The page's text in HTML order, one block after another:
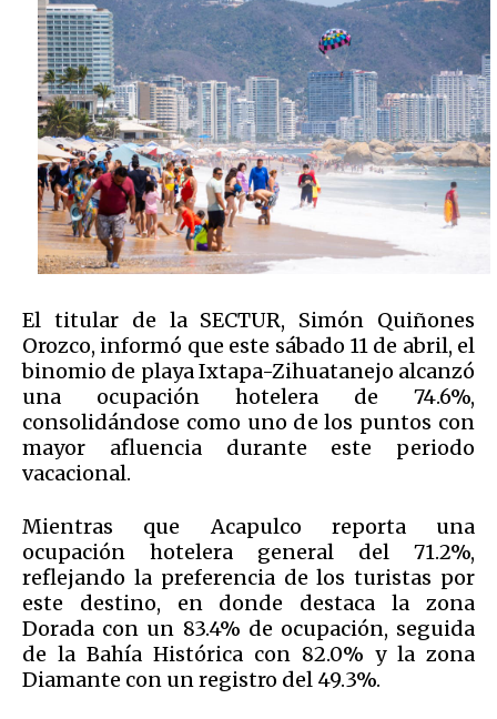
El titular de la SECTUR, Simón Quiñones
Orozco, informó que este sábado 11 de abril, el
binomio de playa Ixtapa-Zihuatanejo alcanzó
una ocupación hotelera de 74.6%,
consolidándose como uno de los puntos con
mayor afluencia durante este periodo
vacacional.
Mientras que Acapulco reporta una
ocupación hotelera general del 71.2%,
reflejando la preferencia de los turistas por
este destino, en donde destaca la zona
Dorada con un 83.4% de ocupación, seguida
de la Bahía Histórica con 82.0% y la zona
Diamante con un registro del 49.3%.